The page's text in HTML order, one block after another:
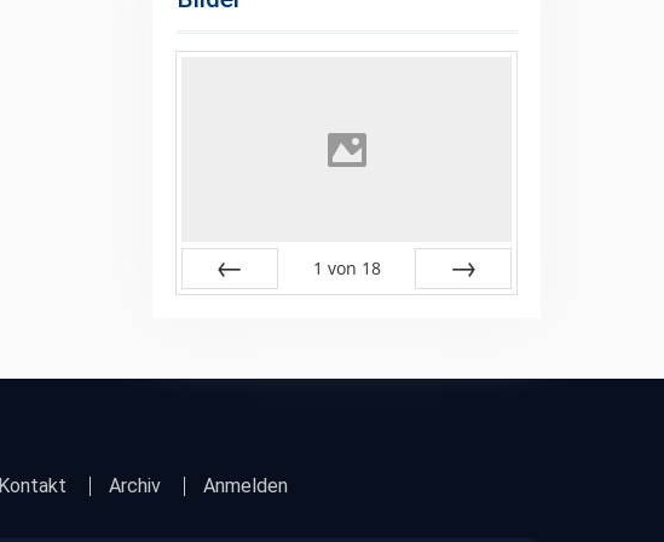
1 von 18
Kontakt Archiv Anmelden